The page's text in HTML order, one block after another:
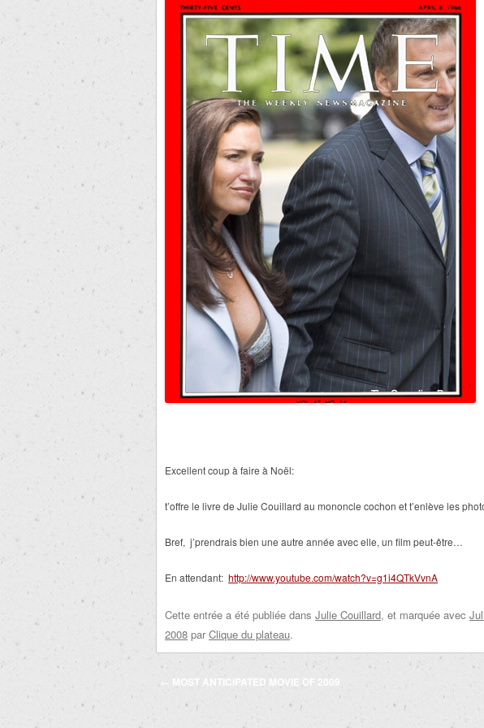
Excellent coup à faire à Noël:
t’offre le livre de Julie Couillard au mononcle cochon et t’enlève les
Bref, j’prendrais bien une autre année avec elle, un film peut-être…
En attendant: http://www.youtube.com/watch?v=g1i4QTkVvnA
Cette entrée a été publiée dans Julie Couillard, et marquée avec
2008 par Clique du plateau.
Navigation
← MOST ANTICIPATED MOVIE OF 2009